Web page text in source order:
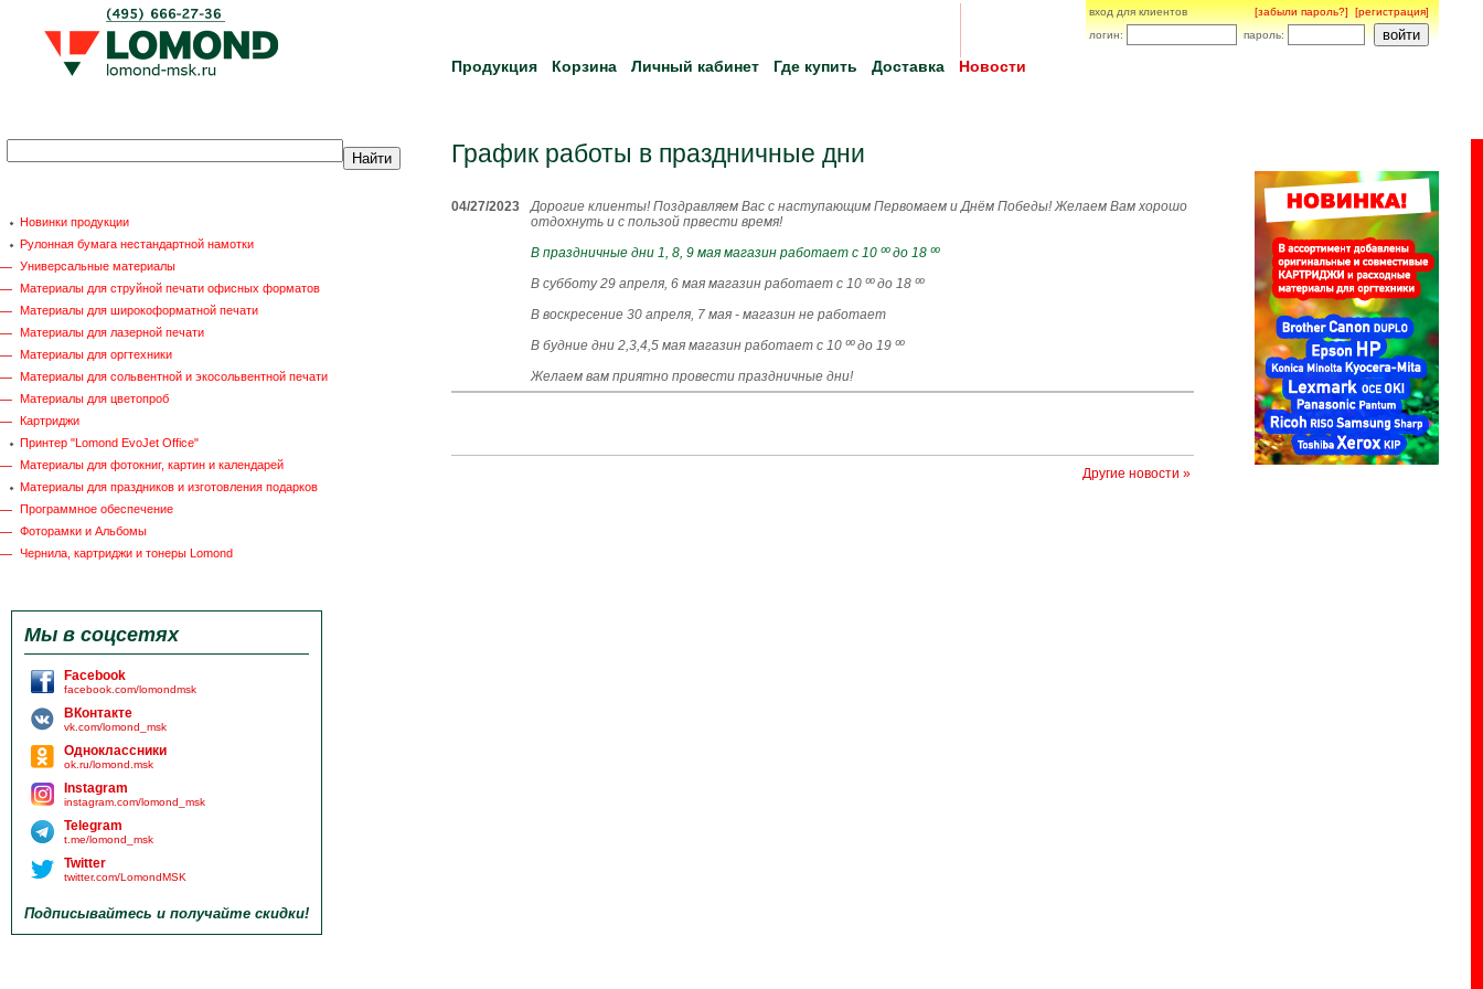
вход для клиентов [забыли пароль?]
[регистрация]
логин:
пароль:
Продукция Корзина Личный кабинет Где купить Доставка Новости
Новинки продукции
Рулонная бумага нестандартной намотки
Универсальные материалы
Материалы для струйной печати офисных форматов
Материалы для широкоформатной печати
Материалы для лазерной печати
Материалы для оргтехники
Материалы для сольвентной и экосольвентной печати
Материалы для цветопроб
Картриджи
Принтер "Lomond EvoJet Office"
Материалы для фотокниг, картин и календарей
Материалы для праздников и изготовления подарков
Программное обеспечение
Фоторамки и Альбомы
Чернила, картриджи и тонеры Lomond
Мы в соцсетях
Facebook
facebook.com/lomondmsk
ВКонтакте
vk.com/lomond_msk
Одноклассники
ok.ru/lomond.msk
Instagram
instagram.com/lomond_msk
Telegram
t.me/lomond_msk
Twitter
twitter.com/LomondMSK
Подписывайтесь и получайте скидки!
График работы в праздничные дни
04/27/2023
Дорогие клиенты! Поздравляем Вас с наступающим Первомаем и Днём Победы! Желаем Вам хорошо
отдохнуть и с пользой првести время!
В праздничные дни 1, 8, 9 мая магазин работает с 10 ºº до 18 ºº
В субботу 29 апреля, 6 мая магазин работает с 10 ºº до 18 ºº
В воскресение 30 апреля, 7 мая - магазин не работает
В будние дни 2,3,4,5 мая магазин работает с 10 ºº до 19 ºº
Желаем вам приятно провести праздничные дни!
Другие новости »